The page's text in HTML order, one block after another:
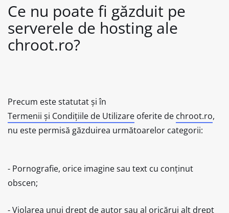
Ce nu poate fi găzduit pe
serverele de hosting ale
chroot.ro?
Precum este statutat și în
Termenii și Condițiile de Utilizare oferite de chroot.ro,
nu este permisă găzduirea următoarelor categorii:
- Pornografie, orice imagine sau text cu conținut
obscen;
- Violarea unui drept de autor sau al oricărui alt drept